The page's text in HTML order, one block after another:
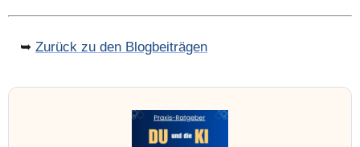
➥ Zurück zu den Blogbeiträgen